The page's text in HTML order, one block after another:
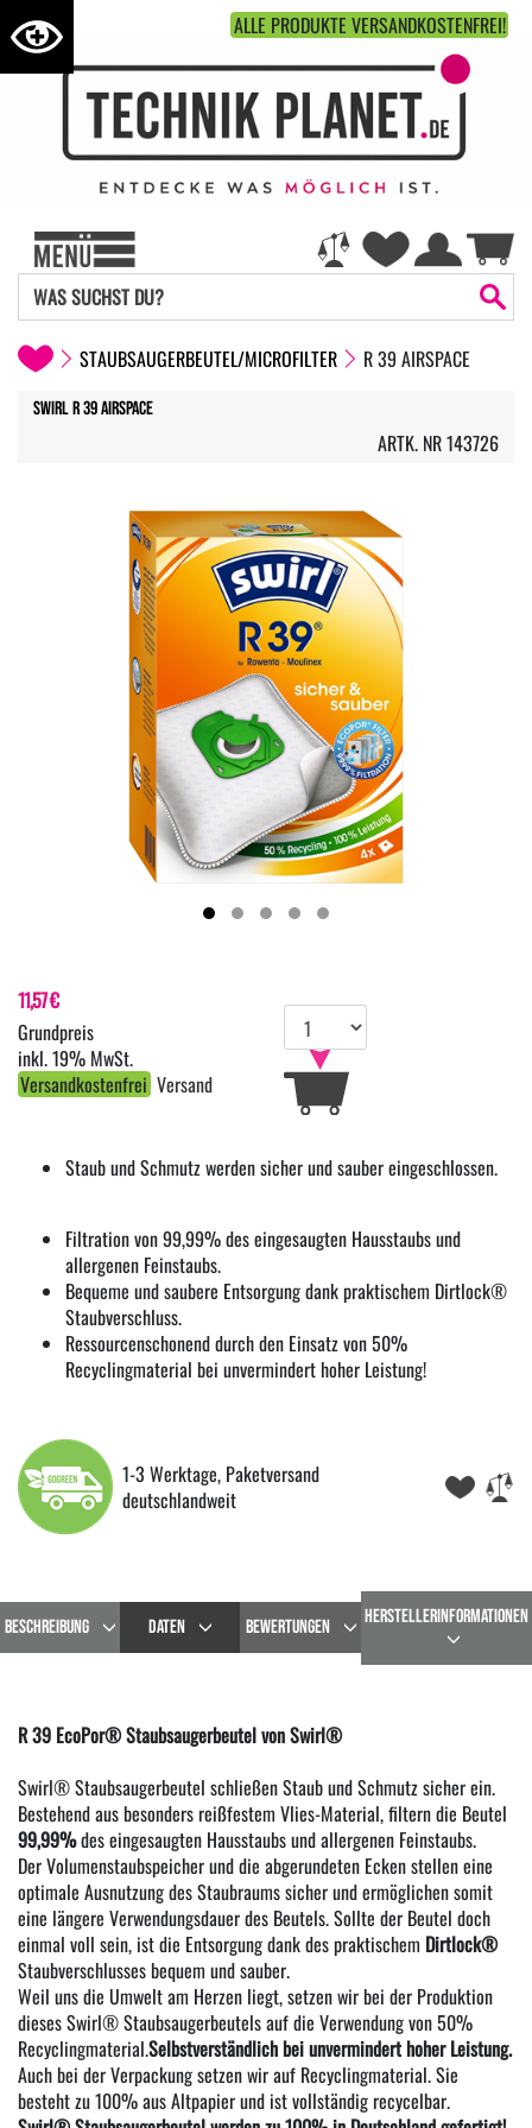
ALLE PRODUKTE VERSANDKOSTENFREI!
STAUBSAUGERBEUTEL/MICROFILTER R 39 AIRSPACE
Swirl R 39 AirSpace
ARTK. NR 143726
Staub und Schmutz werden sicher und sauber eingeschlossen.
Filtration von 99,99% des eingesaugten Hausstaubs und
allergenen Feinstaubs.
Bequeme und saubere Entsorgung dank praktischem Dirtlock®
Staubverschluss.
Ressourcenschonend durch den Einsatz von 50%
Recyclingmaterial bei unvermindert hoher Leistung!
1-3 Werktage, Paketversand
deutschlandweit
11,57 €
inkl. 19% MwSt.
Versandkostenfrei Versand
BESCHREIBUNG DATEN BEWERTUNGEN HERSTELLERINFORMATIONEN
R 39 EcoPor® Staubsaugerbeutel von Swirl®
Swirl® Staubsaugerbeutel schließen Staub und Schmutz sicher ein.
Bestehend aus besonders reißfestem Vlies-Material, filtern die Beutel
99,99%des eingesaugten Hausstaubs und allergenen Feinstaubs.
Der Volumenstaubspeicher und die abgerundeten Ecken stellen eine
optimale Ausnutzung des Staubraums sicher und ermöglichen somit
eine längere Verwendungsdauer des Beutels. Sollte der Beutel doch
einmal voll sein, ist die Entsorgung dank des praktischem Dirtlock®
Staubverschlusses bequem und sauber.
Weil uns die Umwelt am Herzen liegt, setzen wir bei der Produktion
dieses Swirl® Staubsaugerbeutels auf die Verwendung von 50%
Recyclingmaterial.Selbstverständlich bei unvermindert hoher Leistung.
Auch bei der Verpackung setzen wir auf Recyclingmaterial. Sie
besteht zu 100% aus Altpapier und ist vollständig recycelbar.